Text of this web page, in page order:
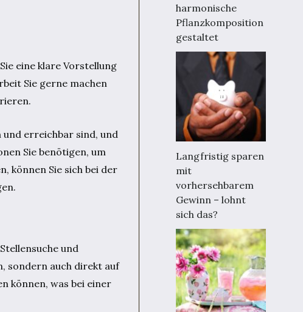
eine klare Vorstellung
Sie gerne machen
und erreichbar sind, und
Sie benötigen, um
können Sie sich bei der
und
sondern auch direkt auf
können, was bei einer
harmonische
Pflanzkomposition
gestaltet
Langfristig sparen
mit
vorhersehbarem
Gewinn – lohnt
sich das?